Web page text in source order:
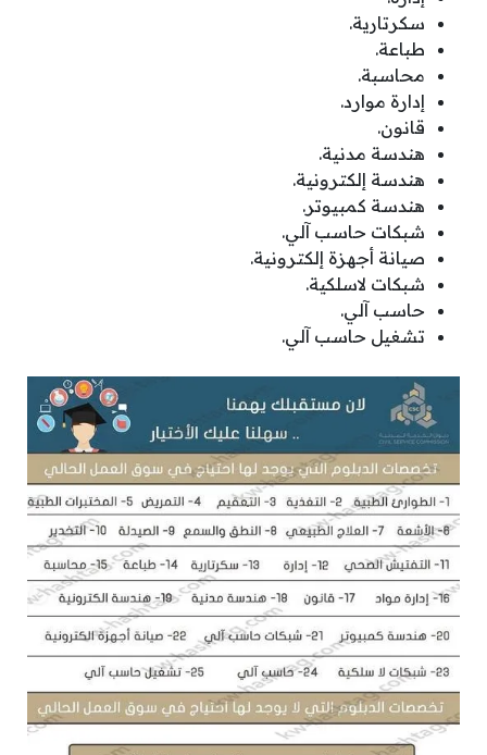
سكرتارية.
طباعة.
محاسبة.
إدارة موارد.
قانون.
هندسة مدنية.
هندسة إلكترونية.
هندسة كمبيوتر.
شبكات حاسب آلي.
صيانة أجهزة إلكترونية.
شبكات لاسلكية.
حاسب آلي.
تشغيل حاسب آلي.